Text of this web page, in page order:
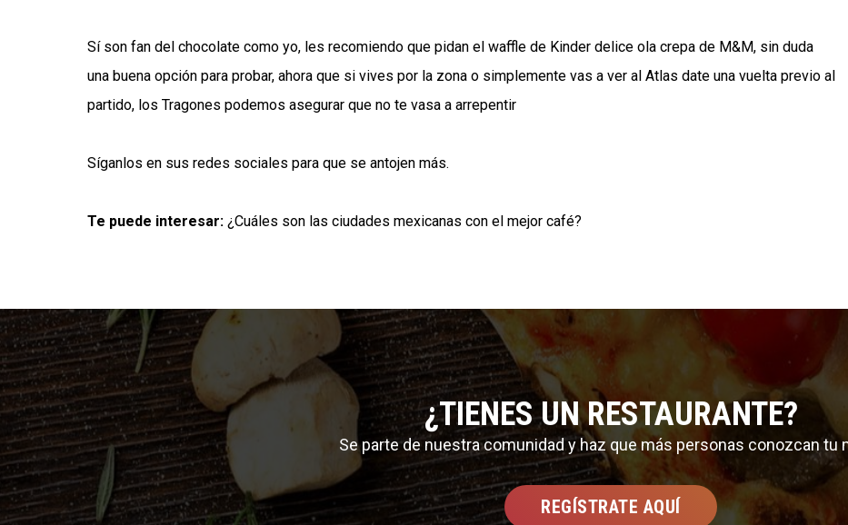
Sí son fan del chocolate como yo, les recomiendo que pidan el waffle de Kinder delice ola crepa de M&M, sin duda
una buena opción para probar, ahora que si vives por la zona o simplemente vas a ver al Atlas date una vuelta previo al
partido, los Tragones podemos asegurar que no te vasa a arrepentir
Síganlos en sus redes sociales para que se antojen más.
Te puede interesar: ¿Cuáles son las ciudades mexicanas con el mejor café?
¿TIENES UN RESTAURANTE?
Se parte de nuestra comunidad y haz que más personas conozcan tu
REGÍSTRATE AQUÍ